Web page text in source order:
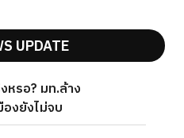
UPDATE
หรอ? มท.ล้าง
งยังไม่จบ